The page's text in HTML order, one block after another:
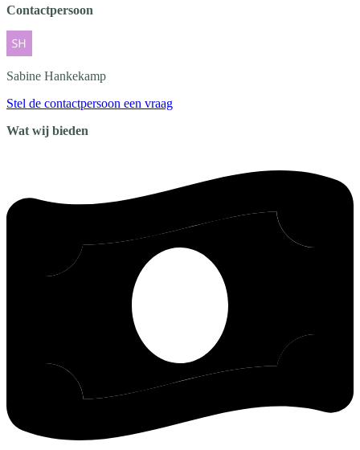
Contactpersoon
Sabine Hankekamp
Stel de contactpersoon een vraag
Wat wij bieden